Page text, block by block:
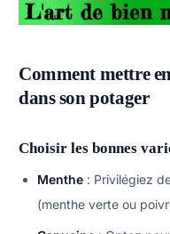
Comment mettre
dans son potager
Choisir les bonnes
Menthe : Privilégiez
(menthe verte ou